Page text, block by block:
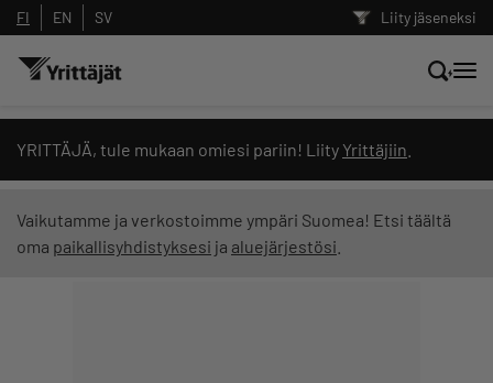
Liity jäseneksi
FI EN SV
YRITTÄJÄ, tule mukaan omiesi pariin! Liity Yrittäjiin
Vaikutamme ja verkostoimme ympäri Suomea! Etsi täältä
oma paikallisyhdistyksesi ja aluejärjestösi
Hae sivustolta tai kysy suoraan
Yrittäjien tekoälyltä